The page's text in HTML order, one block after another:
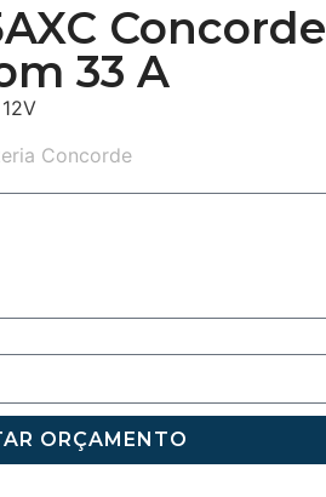
Concorde
33 A
Concorde
ORÇAMENTO